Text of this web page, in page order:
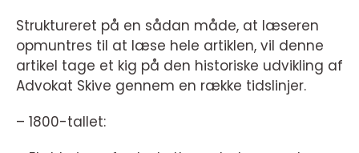
Struktureret på en sådan måde, at læseren
opmuntres til at læse hele artiklen, vil denne
artikel tage et kig på den historiske udvikling af
Advokat Skive gennem en række tidslinjer.
– 1800-tallet: